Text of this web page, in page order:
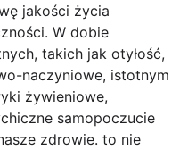
jakości życia
W dobie
takich jak otyłość,
naczyniowe, istotnym
żywieniowe,
samopoczucie
zdrowie. to nie